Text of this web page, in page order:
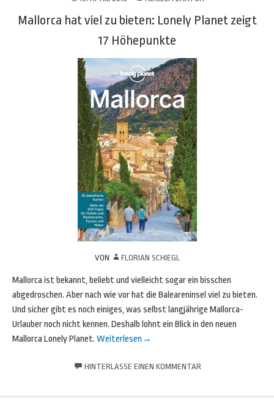
Mallorca hat viel zu bieten: Lonely Planet zeigt
17 Höhepunkte
VON FLORIAN SCHIEGL
Mallorca ist bekannt, beliebt und vielleicht sogar ein bisschen
abgedroschen. Aber nach wie vor hat die Baleareninsel viel zu bieten.
Und sicher gibt es noch einiges, was selbst langjährige Mallorca-
Urlauber noch nicht kennen. Deshalb lohnt ein Blick in den neuen
Mallorca Lonely Planet. Weiterlesen →
HINTERLASSE EINEN KOMMENTAR